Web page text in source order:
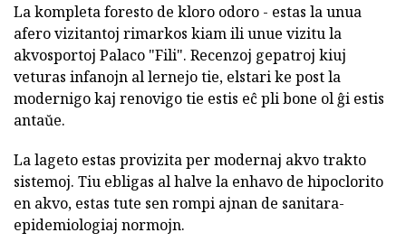
La kompleta foresto de kloro odoro - estas la unua
afero vizitantoj rimarkos kiam ili unue vizitu la
akvosportoj Palaco "Fili". Recenzoj gepatroj kiuj
veturas infanojn al lernejo tie, elstari ke post la
modernigo kaj renovigo tie estis eĉ pli bone ol ĝi estis
antaŭe.
La lageto estas provizita per modernaj akvo trakto
sistemoj. Tiu ebligas al halve la enhavo de hipoclorito
en akvo, estas tute sen rompi ajnan de sanitara-
epidemiologiaj normojn.